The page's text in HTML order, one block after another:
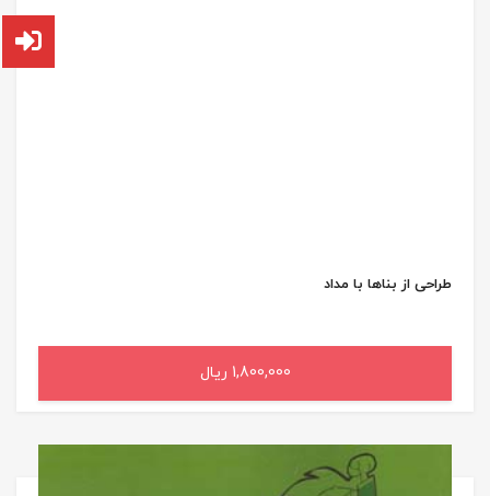
طراحی از بناها با مداد
1,800,000 ریال
افزودن به سبد خرید